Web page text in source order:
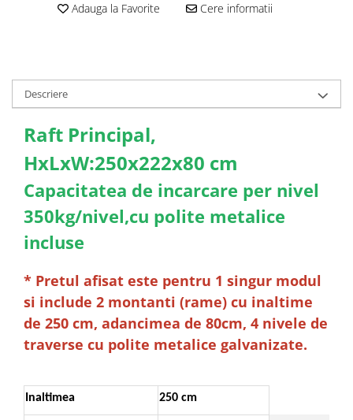
Adauga la Favorite Cere informatii
Descriere
Raft Principal,
HxLxW:250x222x80 cm
Capacitatea de incarcare per nivel
350kg/nivel,cu polite metalice
incluse
* Pretul afisat este pentru 1 singur modul
si include 2 montanti (rame) cu inaltime
de 250 cm, adancimea de 80cm, 4 nivele de
traverse cu polite metalice galvanizate.
Inaltimea 250 cm